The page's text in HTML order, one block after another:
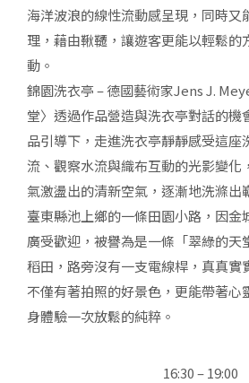
海洋波浪的線性流動感呈現，同時又
理，藉由鞦韆，讓遊客更能以輕鬆的
動。
錦園洗衣亭 – 德國藝術家Jens J.
堂〉透過作品營造與洗衣亭對話的機
品引導下，走進洗衣亭靜靜感受這座
流、觀察水流與織布互動的光影變化
氣激盪出的清新空氣，逐漸地洗滌出
臺東縣池上鄉的一條田園小路，因金
廣受歡迎，被譽為是一條「翠綠的天
稻田，路旁沒有一支電線桿，真真實
不僅有著拍照的好景色，更能帶著心
身體驗一次放鬆的純粹。
16:30 – 19:00